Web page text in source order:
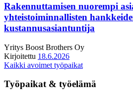
Rakennuttamisen nuorempi
yhteistoiminnallisten
kustannusasiantuntija
Yritys Boost Brothers Oy
Kirjoitettu 18.6.2026
Kaikki avoimet työpaikat
Työpaikat & työelämä